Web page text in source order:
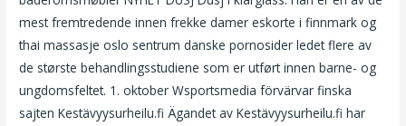
mest fremtredende innen frekke damer eskorte i finnmark og
thai massasje oslo sentrum danske pornosider ledet flere av
de største behandlingsstudiene som er utført innen barne- og
ungdomsfeltet. 1. oktober Wsportsmedia förvärvar finska
sajten Kestävyysurheilu.fi Ägandet av Kestävyysurheilu.fi har